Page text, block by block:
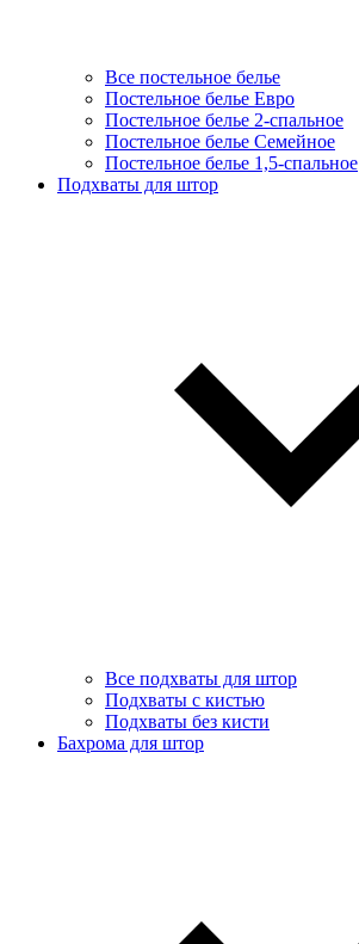
Все постельное белье
Постельное белье Евро
Постельное белье 2-спальное
Постельное белье Семейное
Постельное белье 1,5-спальное
Подхваты для штор
Все подхваты для штор
Подхваты с кистью
Подхваты без кисти
Бахрома для штор